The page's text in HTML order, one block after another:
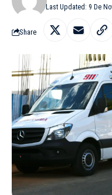
Last Updated: 9 De
Share